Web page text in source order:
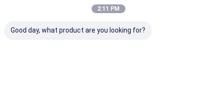
2:11 PM
Good day, what product are you looking for?